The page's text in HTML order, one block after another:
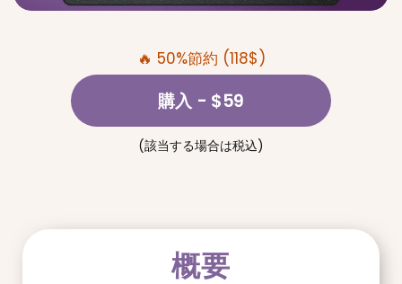
🔥 50%節約 (118$)
購入 - $59
(該当する場合は税込)
概要